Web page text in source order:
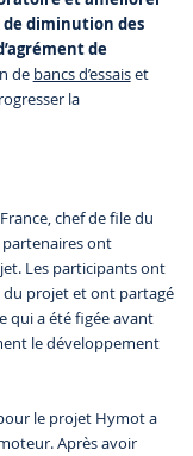
de diminution des
de
de bancs d’essaiset
la
chef de file du
ont
Les participants ont
du projet et ont partagé
qui a été figée avant
le développement
le projet Hymot a
Après avoir